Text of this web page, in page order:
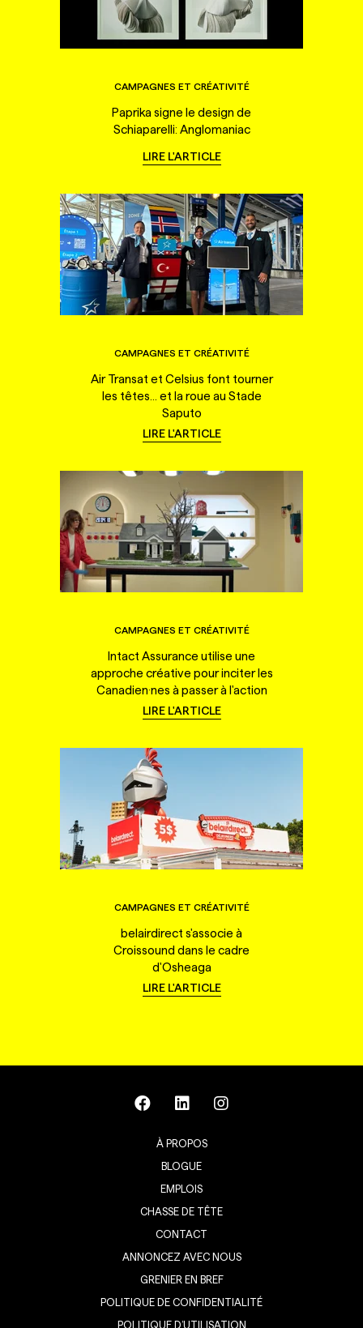
CAMPAGNES ET CRÉATIVITÉ
Paprika signe le design de
Schiaparelli: Anglomaniac
LIRE L'ARTICLE
CAMPAGNES ET CRÉATIVITÉ
Air Transat et Celsius font tourner
les têtes... et la roue au Stade
Saputo
LIRE L'ARTICLE
CAMPAGNES ET CRÉATIVITÉ
Intact Assurance utilise une
approche créative pour inciter les
Canadien·nes à passer à l'action
LIRE L'ARTICLE
CAMPAGNES ET CRÉATIVITÉ
belairdirect s'associe à
Croissound dans le cadre
d'Osheaga
LIRE L'ARTICLE
À PROPOS
BLOGUE
EMPLOIS
CHASSE DE TÊTE
CONTACT
ANNONCEZ AVEC NOUS
GRENIER EN BREF
POLITIQUE DE CONFIDENTIALITÉ
POLITIQUE D’UTILISATION